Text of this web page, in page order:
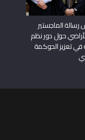
الماجستير
حول دور نظم
في تعزيز الحوكمة